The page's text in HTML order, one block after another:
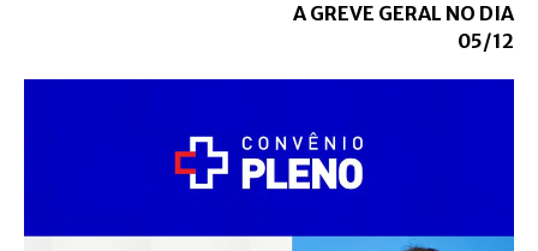
A GREVE GERAL NO DIA
05/12